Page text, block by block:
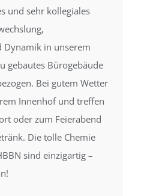
und sehr kollegiales
Dynamik in unserem
gebautes Bürogebäude
Bei gutem Wetter
Innenhof und treffen
oder zum Feierabend
Die tolle Chemie
sind einzigartig –